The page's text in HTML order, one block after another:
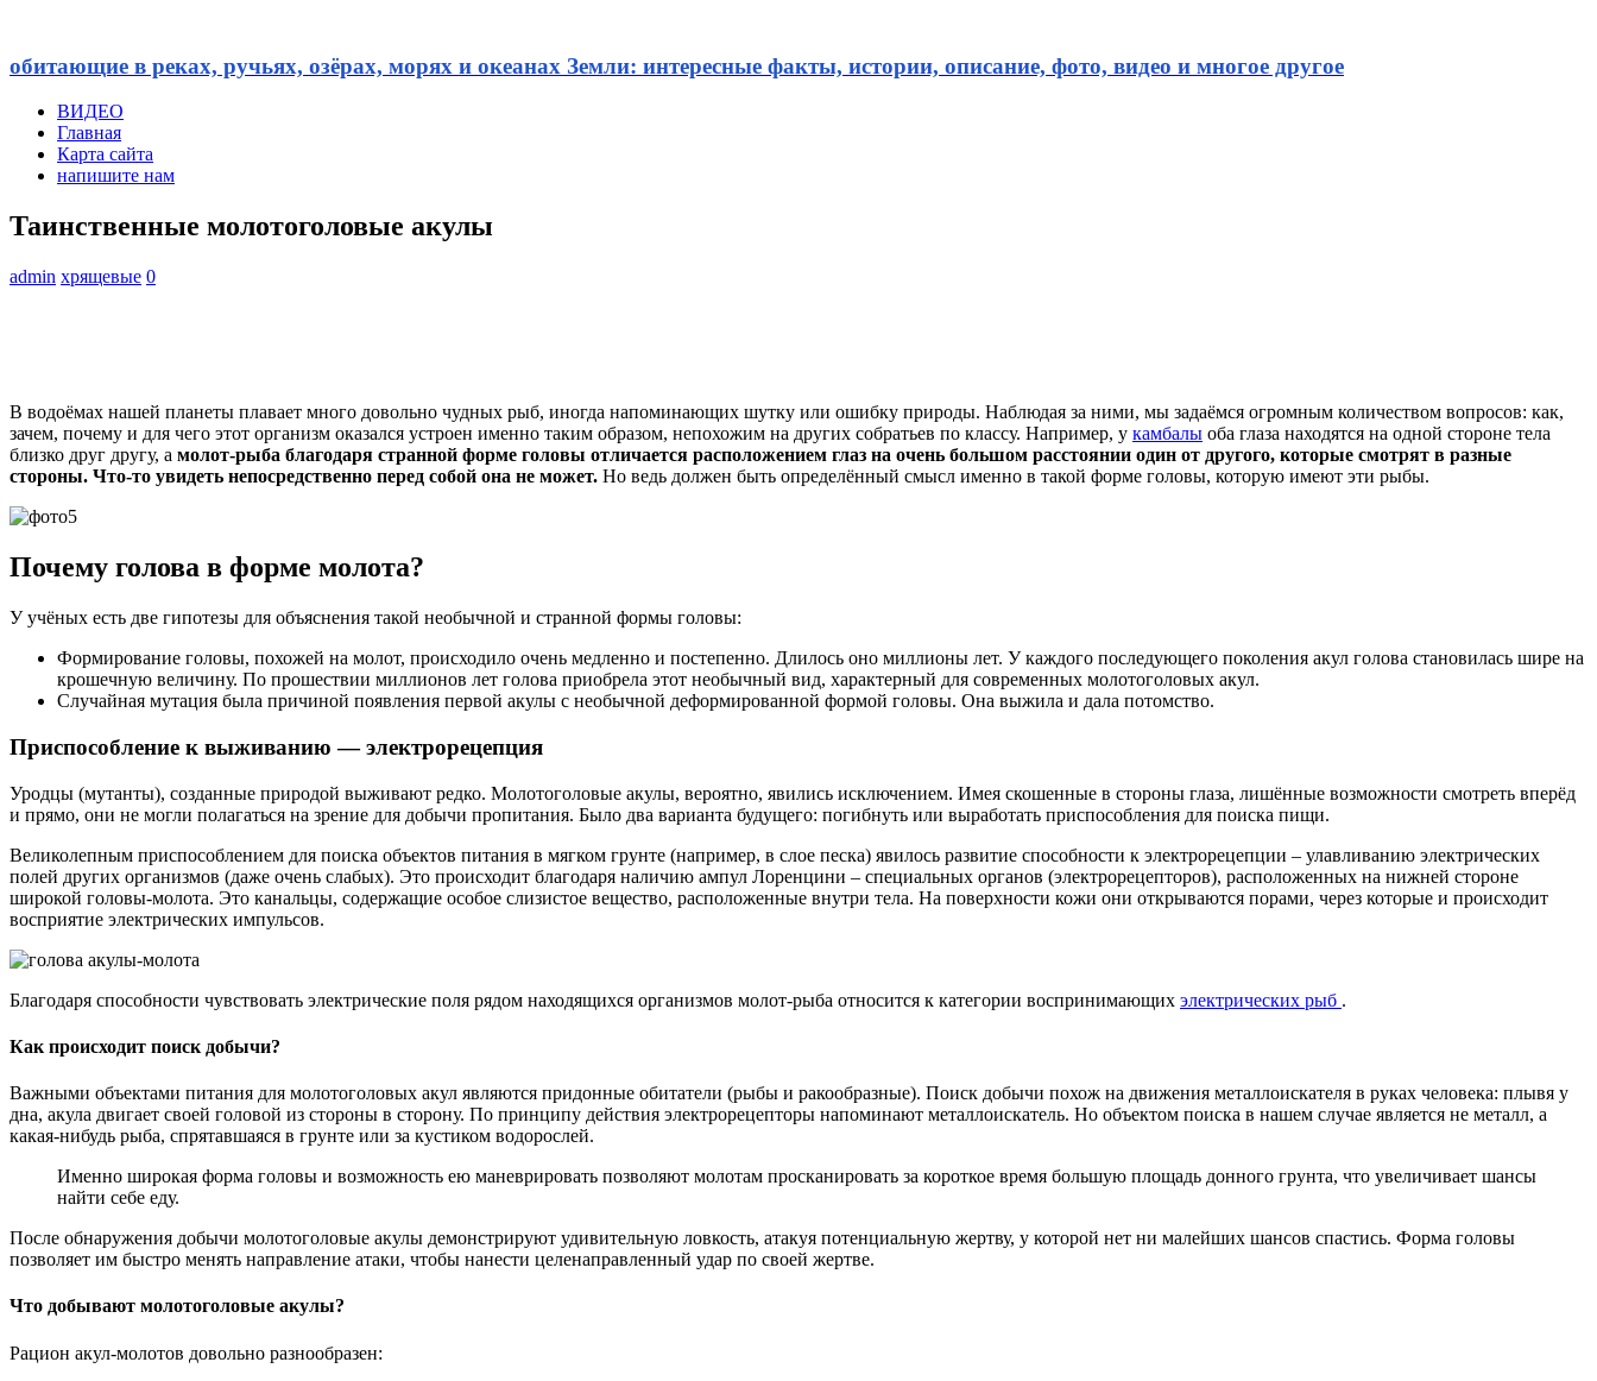
обитающие в реках, ручьях, озёрах, морях и океанах Земли: интересные факты, истории, описание, фото, видео и многое другое
ВИДЕО
Главная
Карта сайта
напишите нам
Таинственные молотоголовые акулы
admin хрящевые 0
В водоёмах нашей планеты плавает много довольно чудных рыб, иногда напоминающих шутку или ошибку природы. Наблюдая за ними, мы задаёмся огромным количеством вопросов: как,
зачем, почему и для чего этот организм оказался устроен именно таким образом, непохожим на других собратьев по классу. Например, у камбалы оба глаза находятся на одной стороне тела
близко друг другу, а молот-рыба благодаря странной форме головы отличается расположением глаз на очень большом расстоянии один от другого, которые смотрят в разные
стороны. Что-то увидеть непосредственно перед собой она не может. Но ведь должен быть определённый смысл именно в такой форме головы, которую имеют эти рыбы.
Почему голова в форме молота?
У учёных есть две гипотезы для объяснения такой необычной и странной формы головы:
Формирование головы, похожей на молот, происходило очень медленно и постепенно. Длилось оно миллионы лет. У каждого последующего поколения акул голова становилась шире на
крошечную величину. По прошествии миллионов лет голова приобрела этот необычный вид, характерный для современных молотоголовых акул.
Случайная мутация была причиной появления первой акулы с необычной деформированной формой головы. Она выжила и дала потомство.
Приспособление к выживанию — электрорецепция
Уродцы (мутанты), созданные природой выживают редко. Молотоголовые акулы, вероятно, явились исключением. Имея скошенные в стороны глаза, лишённые возможности смотреть вперёд
и прямо, они не могли полагаться на зрение для добычи пропитания. Было два варианта будущего: погибнуть или выработать приспособления для поиска пищи.
Великолепным приспособлением для поиска объектов питания в мягком грунте (например, в слое песка) явилось развитие способности к электрорецепции – улавливанию электрических
полей других организмов (даже очень слабых). Это происходит благодаря наличию ампул Лоренцини – специальных органов (электрорецепторов), расположенных на нижней стороне
широкой головы-молота. Это канальцы, содержащие особое слизистое вещество, расположенные внутри тела. На поверхности кожи они открываются порами, через которые и происходит
восприятие электрических импульсов.
Благодаря способности чувствовать электрические поля рядом находящихся организмов молот-рыба относится к категории воспринимающих электрических рыб .
Как происходит поиск добычи?
Важными объектами питания для молотоголовых акул являются придонные обитатели (рыбы и ракообразные). Поиск добычи похож на движения металлоискателя в руках человека: плывя у
дна, акула двигает своей головой из стороны в сторону. По принципу действия электрорецепторы напоминают металлоискатель. Но объектом поиска в нашем случае является не металл, а
какая-нибудь рыба, спрятавшаяся в грунте или за кустиком водорослей.
Именно широкая форма головы и возможность ею маневрировать позволяют молотам просканировать за короткое время большую площадь донного грунта, что увеличивает шансы
найти себе еду.
После обнаружения добычи молотоголовые акулы демонстрируют удивительную ловкость, атакуя потенциальную жертву, у которой нет ни малейших шансов спастись. Форма головы
позволяет им быстро менять направление атаки, чтобы нанести целенаправленный удар по своей жертве.
Что добывают молотоголовые акулы?
Рацион акул-молотов довольно разнообразен: